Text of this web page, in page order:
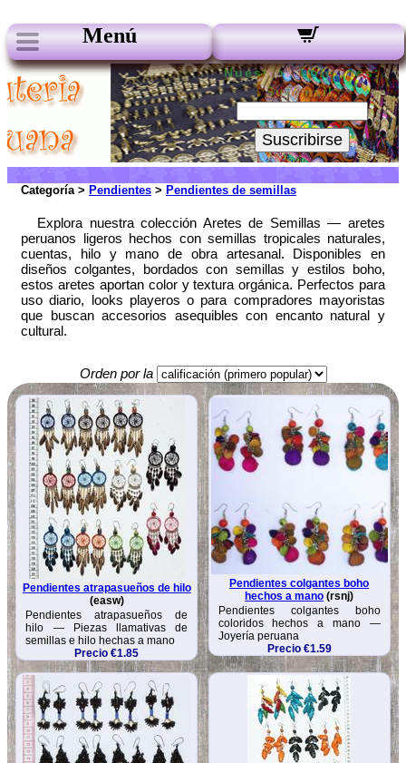
Menú
Nuestros boletines:
Su Email:
Suscribirse
Categoría > Pendientes > Pendientes de semillas
Explora nuestra colección Aretes de Semillas — aretes
peruanos ligeros hechos con semillas tropicales naturales,
cuentas, hilo y mano de obra artesanal. Disponibles en
diseños colgantes, bordados con semillas y estilos boho,
estos aretes aportan color y textura orgánica. Perfectos para
uso diario, looks playeros o para compradores mayoristas
que buscan accesorios asequibles con encanto natural y
cultural.
Orden por la
Pendientes atrapasueños de hilo
(easw)
Pendientes atrapasueños de
hilo — Piezas llamativas de
semillas e hilo hechas a mano
Precio €1.85
Pendientes colgantes boho
hechos a mano (rsnj)
Pendientes colgantes boho
coloridos hechos a mano —
Joyería peruana
Precio €1.59